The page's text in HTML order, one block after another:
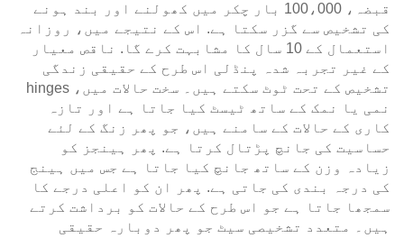
قبضہ، 100،000 بار چکر میں کھولنے اور بند ہونے
کی تشخیص سے گزر سکتا ہے. اس کے نتیجے میں، روزانہ
استعمال کے 10 سال کا مشابہت کرے گا. ناقص معیار
کے غیر تجربہ شدہ پنڈلی اس طرح کے حقیقی زندگی
تشخیص کے تحت ٹوٹ سکتے ہیں۔ سخت حالات میں، hinges
نمی یا نمک کے ساتھ ٹیسٹ کیا جاتا ہے اور تازہ
کاری کے حالات کے سامنے ہیں، جو پھر زنگ کے لئے
حساسیت کی جانچ پڑتال کرتا ہے. پھر ہینجز کو
زیادہ وزن کے ساتھ جانچ کیا جاتا ہے جس میں ہینج
کی درجہ بندی کی جاتی ہے. پھر ان کو اعلی درجے کا
سمجھا جاتا ہے جو اس طرح کے حالات کو برداشت کرتے
ہیں۔ متعدد تشخیصی سیٹ جو پھر دوبارہ حقیقی